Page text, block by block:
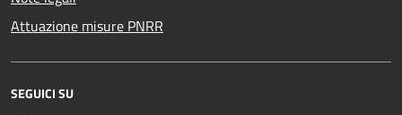
Attuazione misure PNRR
SEGUICI SU